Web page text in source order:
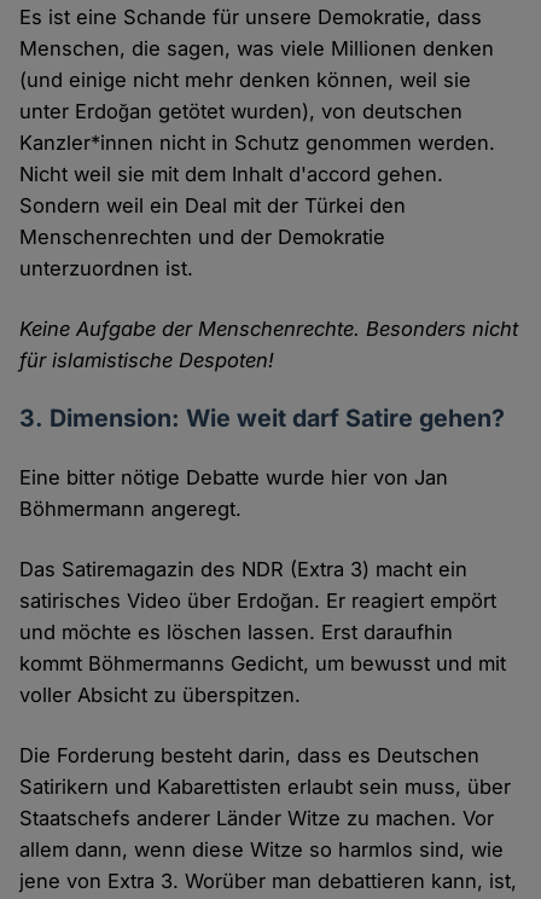
Es ist eine Schande für unsere Demokratie, dass
Menschen, die sagen, was viele Millionen denken
(und einige nicht mehr denken können, weil sie
unter Erdoğan getötet wurden), von deutschen
Kanzler*innen nicht in Schutz genommen werden.
Nicht weil sie mit dem Inhalt d'accord gehen.
Sondern weil ein Deal mit der Türkei den
Menschenrechten und der Demokratie
unterzuordnen ist.
Keine Aufgabe der Menschenrechte. Besonders nicht
für islamistische Despoten!
3. Dimension: Wie weit darf Satire gehen?
Eine bitter nötige Debatte wurde hier von Jan
Böhmermann angeregt.
Das Satiremagazin des NDR (Extra 3) macht ein
satirisches Video über Erdoğan. Er reagiert empört
und möchte es löschen lassen. Erst daraufhin
kommt Böhmermanns Gedicht, um bewusst und mit
voller Absicht zu überspitzen.
Die Forderung besteht darin, dass es Deutschen
Satirikern und Kabarettisten erlaubt sein muss, über
Staatschefs anderer Länder Witze zu machen. Vor
allem dann, wenn diese Witze so harmlos sind, wie
jene von Extra 3. Worüber man debattieren kann, ist,